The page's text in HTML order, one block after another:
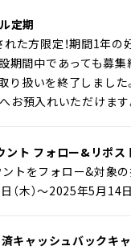
定期
た方限定！期間1年の
期間中であっても
り扱いを終了しまし
預入れいただけます
ント フォロー&リポス
トをフォロー&対象
日（木）～2025年5月
キャッシュバックキ